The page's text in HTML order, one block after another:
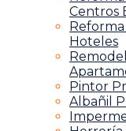
Centros
Hoteles
Pintor
Albañil